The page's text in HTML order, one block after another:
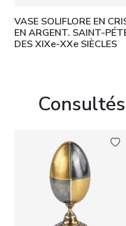
VASE SOLIFLORE EN
EN ARGENT. SAINT-
DES XIXe-XXe SIÈCLES